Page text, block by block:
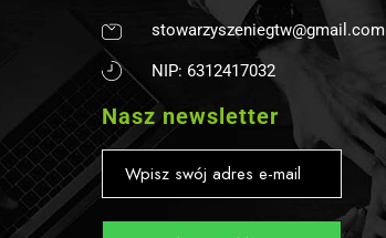
stowarzyszeniegtw@gmail.com
NIP: 6312417032
Nasz newsletter